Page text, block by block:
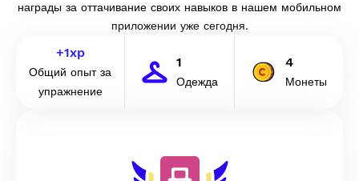
награды за оттачивание своих навыков в нашем мобильном
приложении уже сегодня.
+1xp
Общий опыт за
упражнение
1
Одежда
4
Монеты